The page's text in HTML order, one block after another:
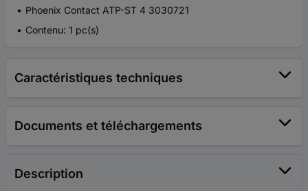
Phoenix Contact ATP-ST 4 3030721
Contenu: 1 pc(s)
Caractéristiques techniques
Documents et téléchargements
Description